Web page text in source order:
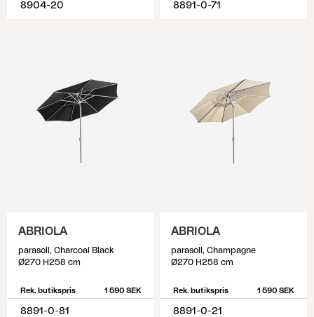
8904-20 8891-0-71
ABRIOLA
parasoll, Charcoal Black
Ø270 H258 cm
Rek. butikspris 1 590 SEK
8891-0-81
ABRIOLA
parasoll, Champagne
Ø270 H258 cm
Rek. butikspris 1 590 SEK
8891-0-21